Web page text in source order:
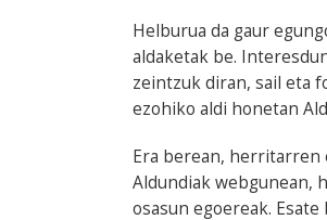
Helburua da gaur
aldaketak be.
zeintzuk diran, sail eta
ezohiko aldi honetan
Era berean, herritarren
Aldundiak webgunean,
osasun egoereak.